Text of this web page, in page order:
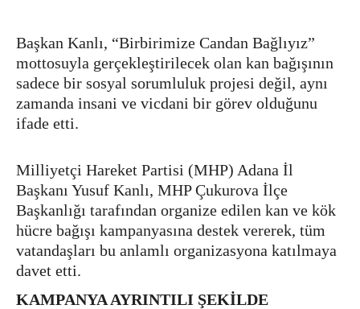
Başkan Kanlı, “Birbirimize Candan Bağlıyız”
mottosuyla gerçekleştirilecek olan kan bağışının
sadece bir sosyal sorumluluk projesi değil, aynı
zamanda insani ve vicdani bir görev olduğunu
ifade etti.
Milliyetçi Hareket Partisi (MHP) Adana İl
Başkanı Yusuf Kanlı, MHP Çukurova İlçe
Başkanlığı tarafından organize edilen kan ve kök
hücre bağışı kampanyasına destek vererek, tüm
vatandaşları bu anlamlı organizasyona katılmaya
davet etti.
KAMPANYA AYRINTILI ŞEKİLDE